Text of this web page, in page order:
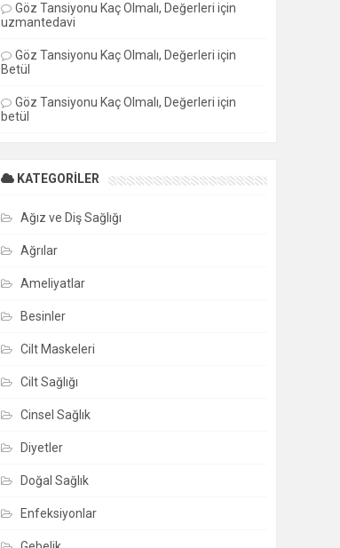
Göz Tansiyonu Kaç Olmalı, Değerleri için
uzmantedavi
Göz Tansiyonu Kaç Olmalı, Değerleri için
Betül
Göz Tansiyonu Kaç Olmalı, Değerleri için
betül
KATEGORILER
Ağız ve Diş Sağlığı
Ağrılar
Ameliyatlar
Besinler
Cilt Maskeleri
Cilt Sağlığı
Cinsel Sağlık
Diyetler
Doğal Sağlık
Enfeksiyonlar